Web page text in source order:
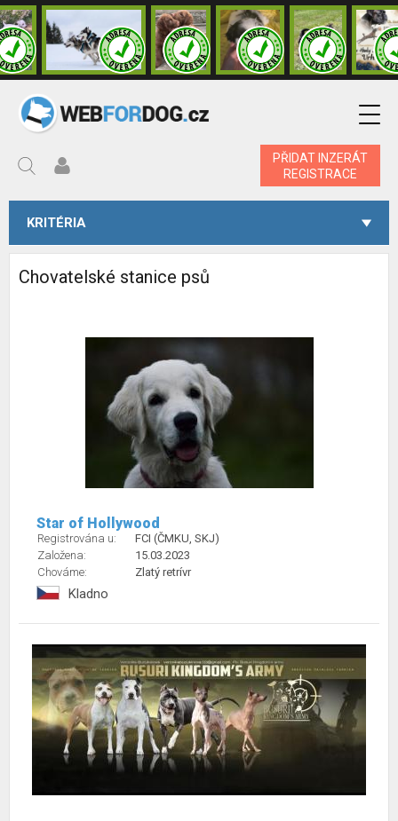
PŘIDAT INZERÁT
REGISTRACE
KRITÉRIA
Chovatelské stanice psů
Star of Hollywood
Registrována u:
FCI (ČMKU, SKJ)
Založena:
15.03.2023
Chováme:
Zlatý retrívr
Kladno